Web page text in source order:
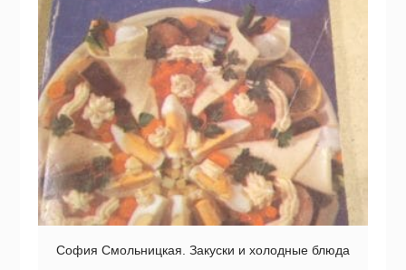
София Смольницкая. Закуски и холодные блюда